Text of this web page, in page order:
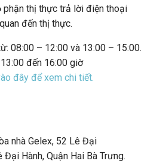
phận thị thực trả lời điện thoại
đến thị thực.
08:00 – 12:00 và 13:00 – 15:00.
đến 16:00 giờ
đây để xem chi tiết.
nhà Gelex, 52 Lê Đại
Đại Hành, Quận Hai Bà Trưng.